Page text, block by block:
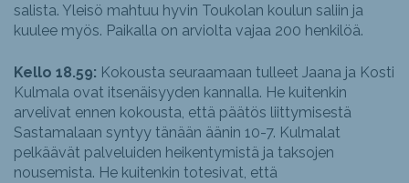
salista. Yleisö mahtuu hyvin Toukolan koulun saliin ja
kuulee myös. Paikalla on arviolta vajaa 200 henkilöä.
Kello 18.59: Kokousta seuraamaan tulleet Jaana ja Kosti
Kulmala ovat itsenäisyyden kannalla. He kuitenkin
arvelivat ennen kokousta, että päätös liittymisestä
Sastamalaan syntyy tänään äänin 10-7. Kulmalat
pelkäävät palveluiden heikentymistä ja taksojen
nousemista. He kuitenkin totesivat, että